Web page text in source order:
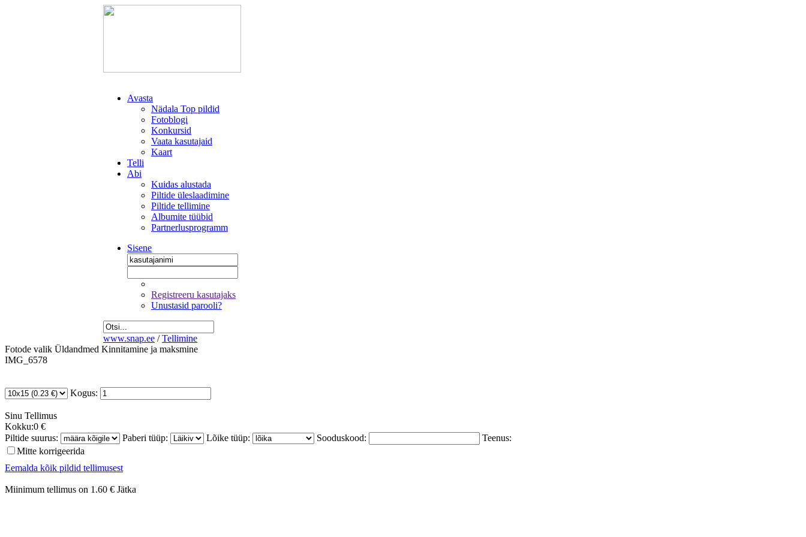
Avasta
Nädala Top pildid
Fotoblogi
Konkursid
Vaata kasutajaid
Kaart
Telli
Abi
Kuidas alustada
Piltide üleslaadimine
Piltide tellimine
Albumite tüübid
Partnerlusprogramm
Sisene
Registreeru kasutajaks
Unustasid parooli?
www.snap.ee / Tellimine
Fotode valik Üldandmed Kinnitamine ja maksmine
IMG_6578
Kogus:
Sinu Tellimus
Kokku:0 €
Piltide suurus:
Paberi tüüp: Lõike tüüp: Sooduskood:
Teenus:
Mitte korrigeerida
Eemalda kõik pildid tellimusest
Miinimum tellimus on 1.60 € Jätka